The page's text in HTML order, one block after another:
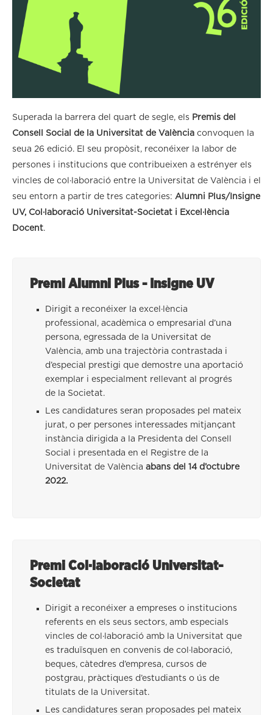
Superada la barrera del quart de segle, els Premis del
Consell Social de la Universitat de València convoquen la
seua 26 edició. El seu propòsit, reconéixer la labor de
persones i institucions que contribueixen a estrényer els
vincles de col·laboració entre la Universitat de València i el
seu entorn a partir de tres categories: Alumni Plus/Insigne
UV, Col·laboració Universitat-Societat i Excel·lència
Docent.
Premi Alumni Plus - Insigne UV
Dirigit a reconéixer la excel·lència
professional, acadèmica o empresarial d’una
persona, egressada de la Universitat de
València, amb una trajectòria contrastada i
d’especial prestigi que demostre una aportació
exemplar i especialment rellevant al progrés
de la Societat.
Les candidatures seran proposades pel mateix
jurat, o per persones interessades mitjançant
instància dirigida a la Presidenta del Consell
Social i presentada en el Registre de la
Universitat de València abans del 14 d’octubre
2022.
Premi Col·laboració Universitat-
Societat
Dirigit a reconéixer a empreses o institucions
referents en els seus sectors, amb especials
vincles de col·laboració amb la Universitat que
es traduïsquen en convenis de col·laboració,
beques, càtedres d’empresa, cursos de
postgrau, pràctiques d’estudiants o ús de
titulats de la Universitat.
Les candidatures seran proposades pel mateix